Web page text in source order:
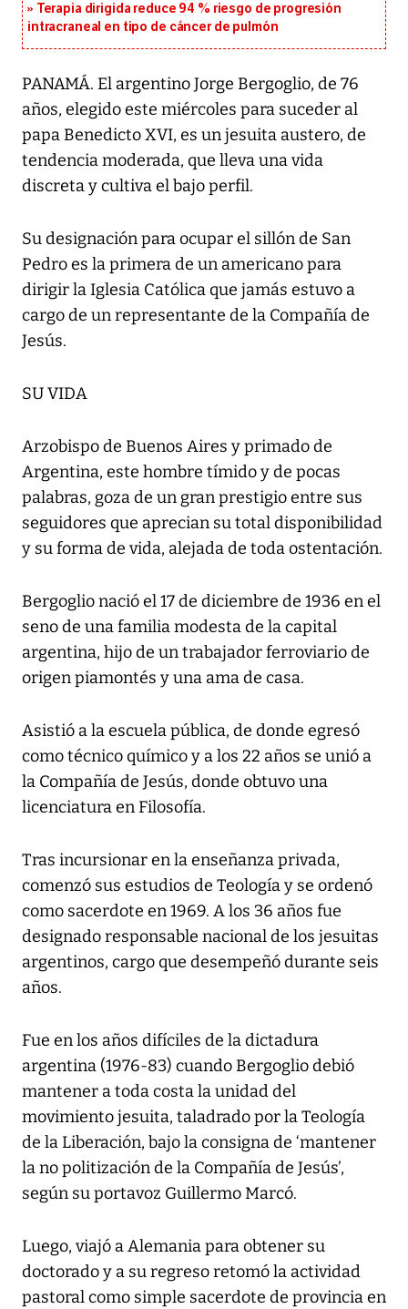
Terapia dirigida reduce 94 % riesgo de progresión
intracraneal en tipo de cáncer de pulmón
PANAMÁ. El argentino Jorge Bergoglio, de 76
años, elegido este miércoles para suceder al
papa Benedicto XVI, es un jesuita austero, de
tendencia moderada, que lleva una vida
discreta y cultiva el bajo perfil.
Su designación para ocupar el sillón de San
Pedro es la primera de un americano para
dirigir la Iglesia Católica que jamás estuvo a
cargo de un representante de la Compañía de
Jesús.
SU VIDA
Arzobispo de Buenos Aires y primado de
Argentina, este hombre tímido y de pocas
palabras, goza de un gran prestigio entre sus
seguidores que aprecian su total disponibilidad
y su forma de vida, alejada de toda ostentación.
Bergoglio nació el 17 de diciembre de 1936 en el
seno de una familia modesta de la capital
argentina, hijo de un trabajador ferroviario de
origen piamontés y una ama de casa.
Asistió a la escuela pública, de donde egresó
como técnico químico y a los 22 años se unió a
la Compañía de Jesús, donde obtuvo una
licenciatura en Filosofía.
Tras incursionar en la enseñanza privada,
comenzó sus estudios de Teología y se ordenó
como sacerdote en 1969. A los 36 años fue
designado responsable nacional de los jesuitas
argentinos, cargo que desempeñó durante seis
años.
Fue en los años difíciles de la dictadura
argentina (1976-83) cuando Bergoglio debió
mantener a toda costa la unidad del
movimiento jesuita, taladrado por la Teología
de la Liberación, bajo la consigna de ‘mantener
la no politización de la Compañía de Jesús’,
según su portavoz Guillermo Marcó.
Luego, viajó a Alemania para obtener su
doctorado y a su regreso retomó la actividad
pastoral como simple sacerdote de provincia en